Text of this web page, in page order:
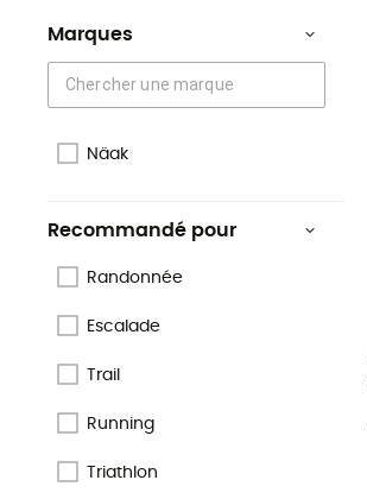
Marques
Näak
Recommandé pour
Randonnée
Escalade
Trail
Running
Triathlon